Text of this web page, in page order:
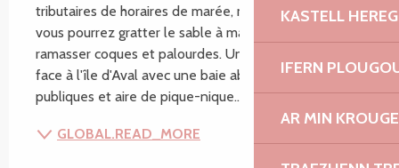
KASTELL HEREG
IFERN
AR MIN
tributaires de horaires de marée, mais en attendant
vous pourrez gratter le sable à marée basse pour
ramasser coques et palourdes. Une très jolie plage,
face à l'île d'Aval avec une baie abritée. Toilettes
publiques et aire de pique-nique...
GLOBAL.READ_MORE